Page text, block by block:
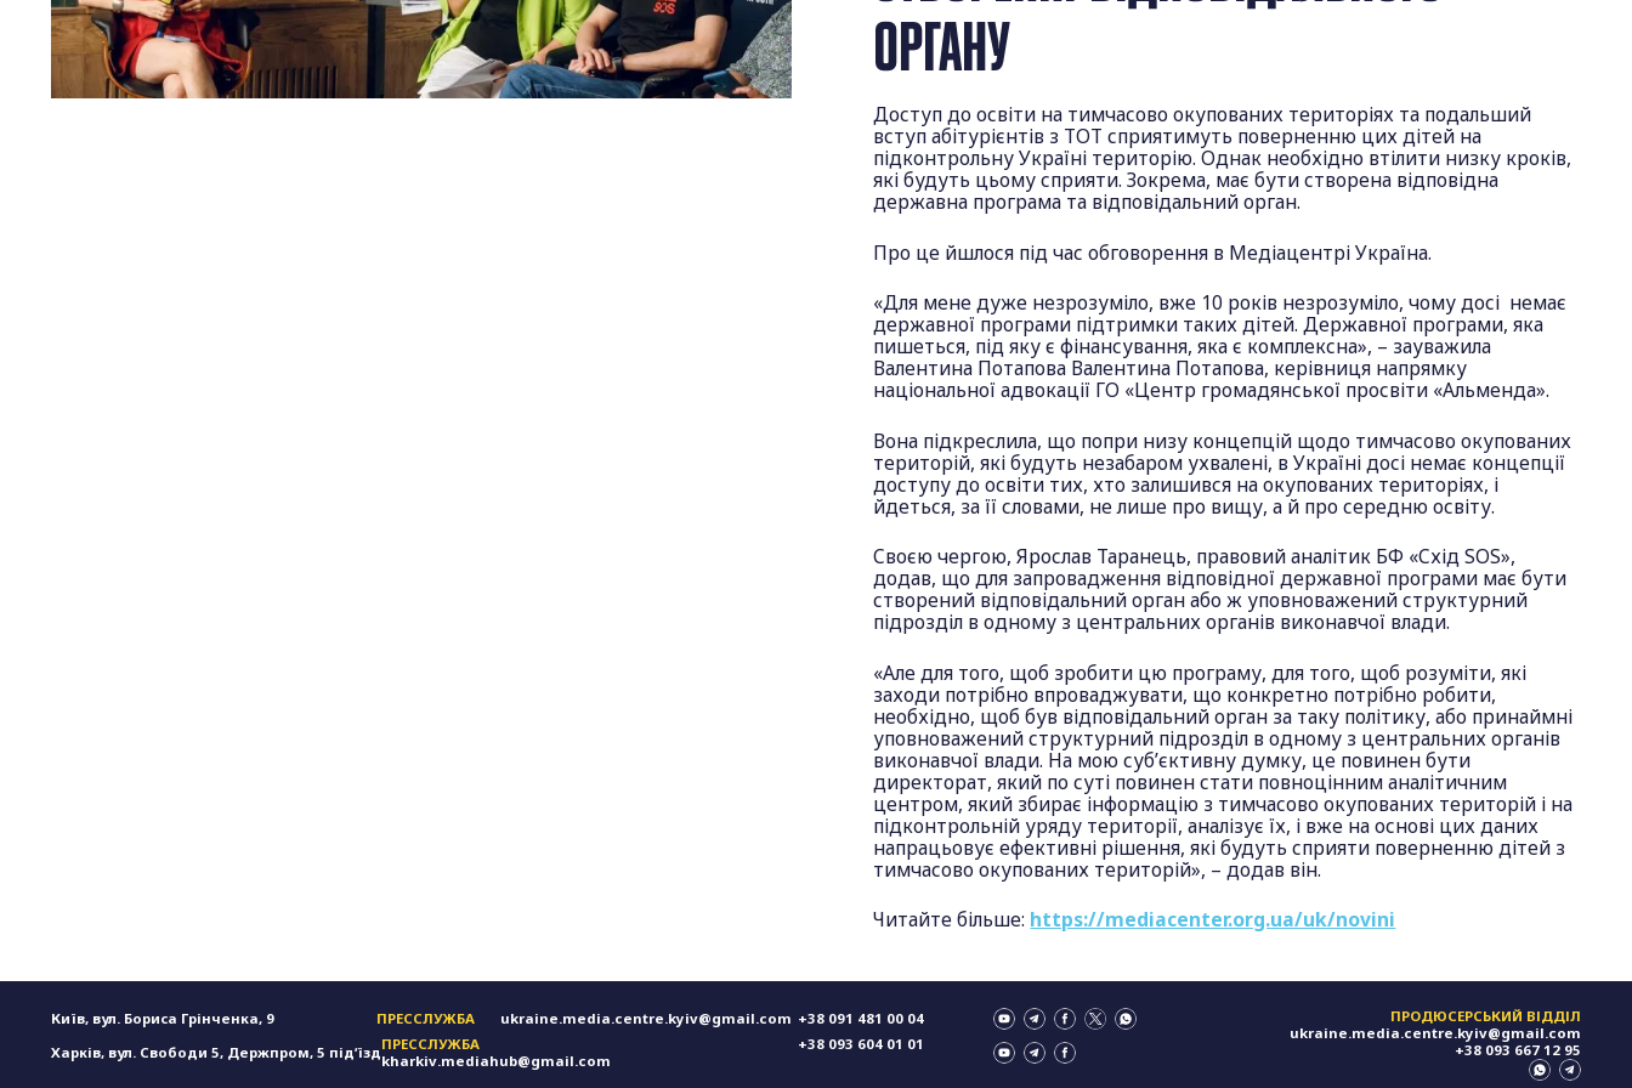
ОРГАНУ
Доступ до освіти на тимчасово окупованих територіях та подальший
вступ абітурієнтів з ТОТ сприятимуть поверненню цих дітей на
підконтрольну Україні територію. Однак необхідно втілити низку кроків,
які будуть цьому сприяти. Зокрема, має бути створена відповідна
державна програма та відповідальний орган.
Про це йшлося під час обговорення в Медіацентрі Україна.
«Для мене дуже незрозуміло, вже 10 років незрозуміло, чому досі немає
державної програми підтримки таких дітей. Державної програми, яка
пишеться, під яку є фінансування, яка є комплексна», – зауважила
Валентина Потапова Валентина Потапова, керівниця напрямку
національної адвокації ГО «Центр громадянської просвіти «Альменда».
Вона підкреслила, що попри низу концепцій щодо тимчасово окупованих
територій, які будуть незабаром ухвалені, в Україні досі немає концепції
доступу до освіти тих, хто залишився на окупованих територіях, і
йдеться, за її словами, не лише про вищу, а й про середню освіту.
Своєю чергою, Ярослав Таранець, правовий аналітик БФ «Схід SOS»,
додав, що для запровадження відповідної державної програми має бути
створений відповідальний орган або ж уповноважений структурний
підрозділ в одному з центральних органів виконавчої влади.
«Але для того, щоб зробити цю програму, для того, щоб розуміти, які
заходи потрібно впроваджувати, що конкретно потрібно робити,
необхідно, щоб був відповідальний орган за таку політику, або принаймні
уповноважений структурний підрозділ в одному з центральних органів
виконавчої влади. На мою суб’єктивну думку, це повинен бути
директорат, який по суті повинен стати повноцінним аналітичним
центром, який збирає інформацію з тимчасово окупованих територій і на
підконтрольній уряду території, аналізує їх, і вже на основі цих даних
напрацьовує ефективні рішення, які будуть сприяти поверненню дітей з
тимчасово окупованих територій», – додав він.
Читайте більше: https://mediacenter.org.ua/uk/novini
Київ, вул. Бориса Грінченка, 9 ПРЕССЛУЖБА ukraine.media.centre.kyiv@gmail.com +38 091 481 00 04
Харків, вул. Свободи 5, Держпром, 5 підʼїздПРЕССЛУЖБА
kharkiv.mediahub@gmail.com
+38 093 604 01 01
ПРОДЮСЕРСЬКИЙ ВІДДІЛ
ukraine.media.centre.kyiv@gmail.com
+38 093 667 12 95